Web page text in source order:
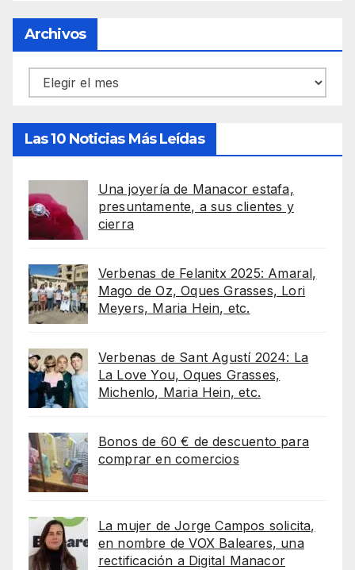
Archivos
Archivos
Las 10 Noticias Más Leídas
Una joyería de Manacor estafa,
presuntamente, a sus clientes y
cierra
Verbenas de Felanitx 2025: Amaral,
Mago de Oz, Oques Grasses, Lori
Meyers, Maria Hein, etc.
Verbenas de Sant Agustí 2024: La
La Love You, Oques Grasses,
Michenlo, Maria Hein, etc.
Bonos de 60 € de descuento para
comprar en comercios
La mujer de Jorge Campos solicita,
en nombre de VOX Baleares, una
rectificación a Digital Manacor